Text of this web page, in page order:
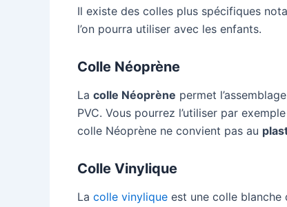
Il existe des colles plus spécifiques
l’on pourra utiliser avec les enfants.
Colle Néoprène
La colle Néoprène permet
PVC. Vous pourrez l’utiliser par
colle Néoprène ne convient pas au
Colle Vinylique
La colle vinylique est une colle